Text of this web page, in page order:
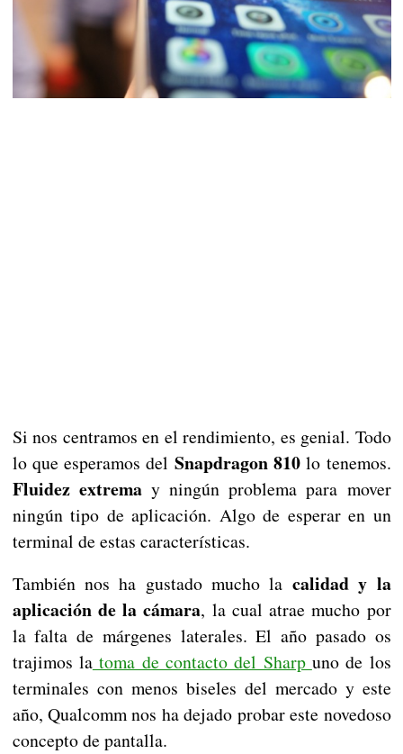
Si nos centramos en el rendimiento, es genial. Todo
lo que esperamos del Snapdragon 810lo tenemos.
Fluidez extremay ningún problema para mover
ningún tipo de aplicación. Algo de esperar en un
terminal de estas características.
También nos ha gustado mucho la calidad y la
aplicación de la cámara, la cual atrae mucho por
la falta de márgenes laterales. El año pasado os
trajimos latoma de contacto del Sharp uno de los
terminales con menos biseles del mercado y este
año, Qualcomm nos ha dejado probar este novedoso
concepto de pantalla.